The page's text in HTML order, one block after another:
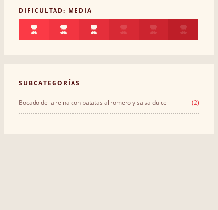
DIFICULTAD: MEDIA
SUBCATEGORÍAS
Bocado de la reina con patatas al romero y salsa dulce (2)